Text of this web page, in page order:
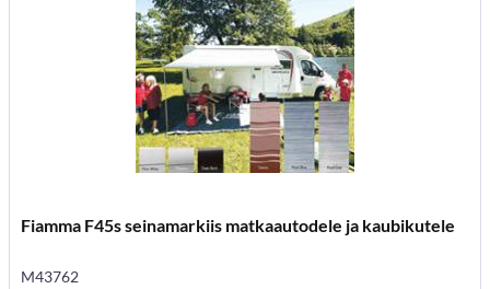
Fiamma F45s seinamarkiis matkaautodele ja kaubikutele
M43762